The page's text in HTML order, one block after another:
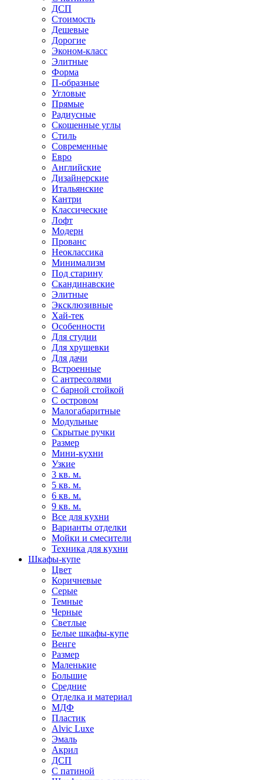
ДСП
Стоимость
Дешевые
Дорогие
Эконом-класс
Элитные
Форма
П-образные
Угловые
Прямые
Радиусные
Скошенные углы
Стиль
Современные
Евро
Английские
Дизайнерские
Итальянские
Кантри
Классические
Лофт
Модерн
Прованс
Неоклассика
Минимализм
Под старину
Скандинавские
Элитные
Эксклюзивные
Хай-тек
Особенности
Для студии
Для хрущевки
Для дачи
Встроенные
С антресолями
С барной стойкой
С островом
Малогабаритные
Модульные
Скрытые ручки
Размер
Мини-кухни
Узкие
3 кв. м.
5 кв. м.
6 кв. м.
9 кв. м.
Все для кухни
Варианты отделки
Мойки и смесители
Техника для кухни
Шкафы-купе
Цвет
Коричневые
Серые
Темные
Черные
Светлые
Белые шкафы-купе
Венге
Размер
Маленькие
Большие
Средние
Отделка и материал
МДФ
Пластик
Alvic Luxe
Эмаль
Акрил
ДСП
С патиной